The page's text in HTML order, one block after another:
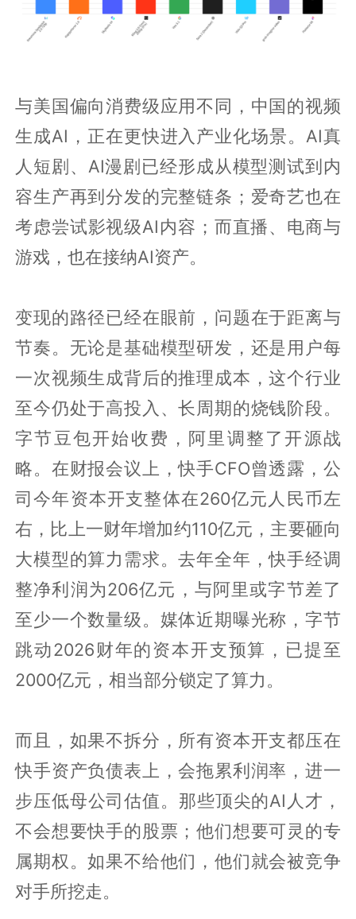
与美国偏向消费级应用不同，中国的视频
生成AI，正在更快进入产业化场景。AI真
人短剧、AI漫剧已经形成从模型测试到内
容生产再到分发的完整链条；爱奇艺也在
考虑尝试影视级AI内容；而直播、电商与
游戏，也在接纳AI资产。
变现的路径已经在眼前，问题在于距离与
节奏。无论是基础模型研发，还是用户每
一次视频生成背后的推理成本，这个行业
至今仍处于高投入、长周期的烧钱阶段。
字节豆包开始收费，阿里调整了开源战
略。在财报会议上，快手CFO曾透露，公
司今年资本开支整体在260亿元人民币左
右，比上一财年增加约110亿元，主要砸向
大模型的算力需求。去年全年，快手经调
整净利润为206亿元，与阿里或字节差了
至少一个数量级。媒体近期曝光称，字节
跳动2026财年的资本开支预算，已提至
2000亿元，相当部分锁定了算力。
而且，如果不拆分，所有资本开支都压在
快手资产负债表上，会拖累利润率，进一
步压低母公司估值。那些顶尖的AI人才，
不会想要快手的股票；他们想要可灵的专
属期权。如果不给他们，他们就会被竞争
对手所挖走。